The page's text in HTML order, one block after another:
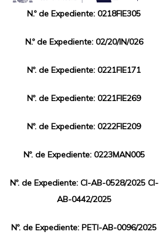
N.º de Expediente: 0218FIE305
N.º de Expediente: 02/20/IN/026
Nº. de Expediente: 0221FIE171
Nº. de Expediente: 0221FIE269
Nº. de Expediente: 0222FIE209
Nº. de Expediente: 0223MAN005
Nº. de Expediente: CI-AB-0528/2025 CI-
AB-0442/2025
Nº. de Expediente: PETI-AB-0096/2025